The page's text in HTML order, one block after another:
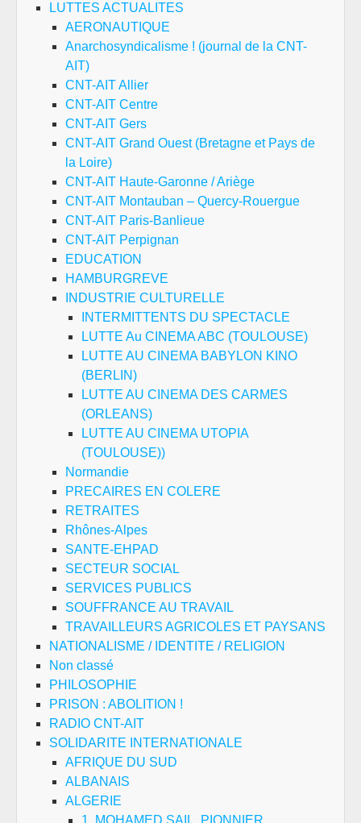
LUTTES ACTUALITES
AERONAUTIQUE
Anarchosyndicalisme ! (journal de la CNT-
AIT)
CNT-AIT Allier
CNT-AIT Centre
CNT-AIT Gers
CNT-AIT Grand Ouest (Bretagne et Pays de
la Loire)
CNT-AIT Haute-Garonne / Ariège
CNT-AIT Montauban – Quercy-Rouergue
CNT-AIT Paris-Banlieue
CNT-AIT Perpignan
EDUCATION
HAMBURGREVE
INDUSTRIE CULTURELLE
INTERMITTENTS DU SPECTACLE
LUTTE Au CINEMA ABC (TOULOUSE)
LUTTE AU CINEMA BABYLON KINO
(BERLIN)
LUTTE AU CINEMA DES CARMES
(ORLEANS)
LUTTE AU CINEMA UTOPIA
(TOULOUSE))
Normandie
PRECAIRES EN COLERE
RETRAITES
Rhônes-Alpes
SANTE-EHPAD
SECTEUR SOCIAL
SERVICES PUBLICS
SOUFFRANCE AU TRAVAIL
TRAVAILLEURS AGRICOLES ET PAYSANS
NATIONALISME / IDENTITE / RELIGION
Non classé
PHILOSOPHIE
PRISON : ABOLITION !
RADIO CNT-AIT
SOLIDARITE INTERNATIONALE
AFRIQUE DU SUD
ALBANAIS
ALGERIE
1. MOHAMED SAIL, PIONNIER